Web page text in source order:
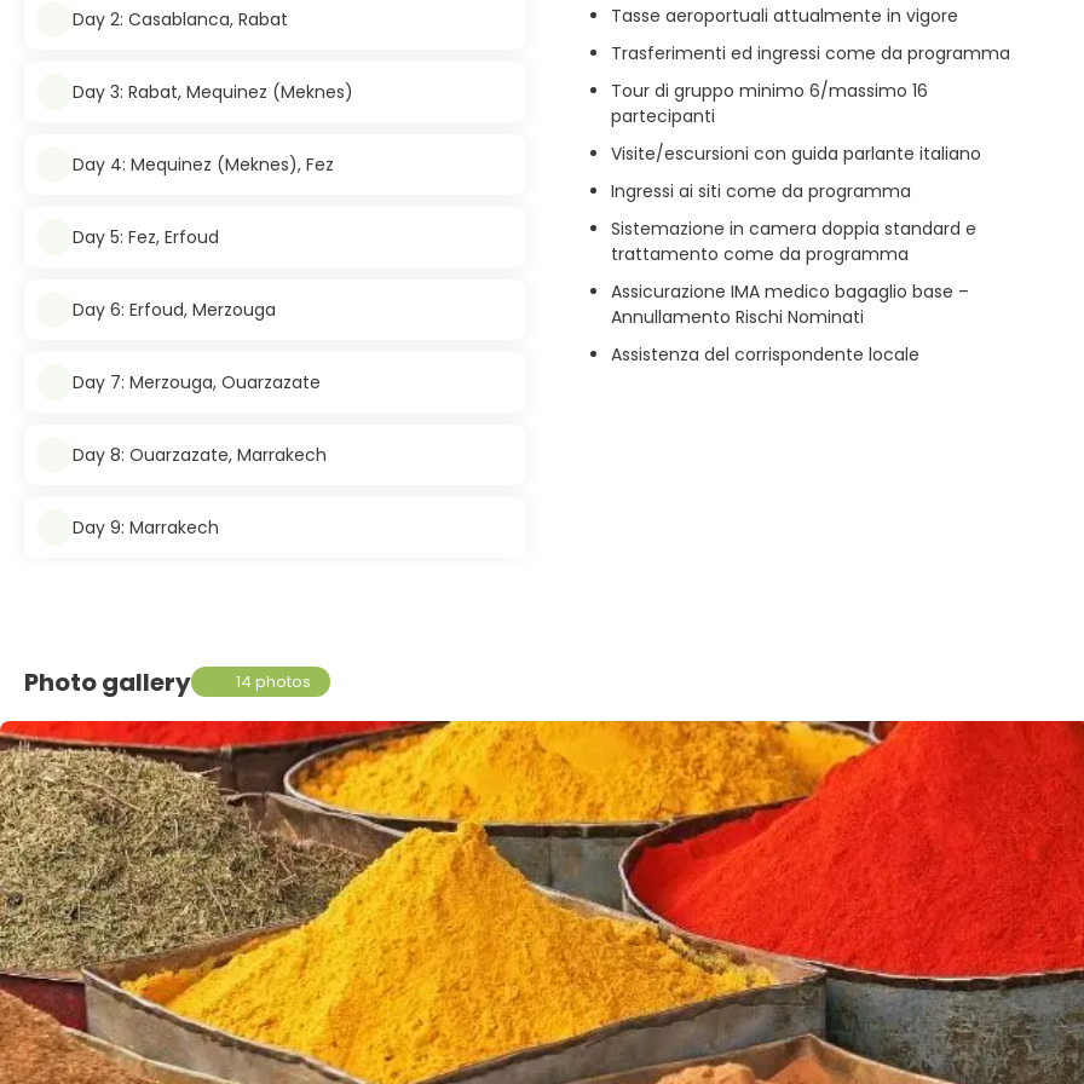
Day 2: Casablanca, Rabat
Day 3: Rabat, Mequinez (Meknes)
Day 4: Mequinez (Meknes), Fez
Day 5: Fez, Erfoud
Day 6: Erfoud, Merzouga
Day 7: Merzouga, Ouarzazate
Day 8: Ouarzazate, Marrakech
Day 9: Marrakech
Tasse aeroportuali attualmente in vigore
Trasferimenti ed ingressi come da programma
Tour di gruppo minimo 6/massimo 16
partecipanti
Visite/escursioni con guida parlante italiano
Ingressi ai siti come da programma
Sistemazione in camera doppia standard e
trattamento come da programma
Assicurazione IMA medico bagaglio base –
Annullamento Rischi Nominati
Assistenza del corrispondente locale
Photo gallery 14 photos